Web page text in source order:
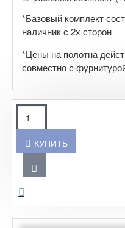
*Базовый комплект
наличник с 2х сторон
*Цены на полотна
совместно с
КУПИТЬ